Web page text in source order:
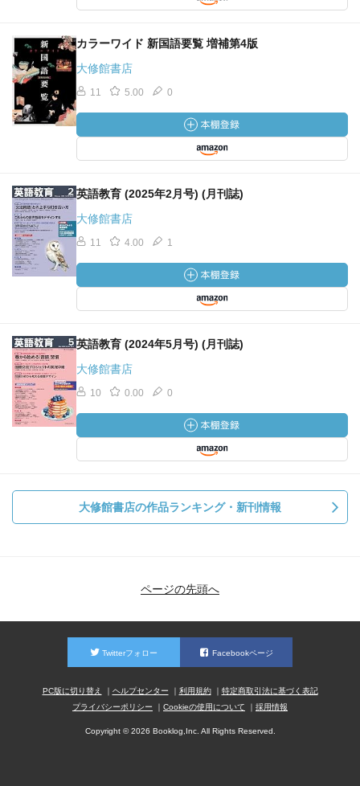
カラーワイド 新国語要覧 増補第4版
大修館書店
11 5.00 0
英語教育 (2025年2月号) (月刊誌)
大修館書店
11 4.00 1
英語教育 (2024年5月号) (月刊誌)
大修館書店
10 0.00 0
大修館書店の作品ランキング・新刊情報
ページの先頭へ
Twitterフォロー Facebookページ
PC版に切り替え ヘルプセンター 利用規約
特定商取引法に基づく表記
プライバシーポリシー
Cookieの使用について 採用情報
Copyright © 2026 Booklog,Inc. All Rights Reserved.